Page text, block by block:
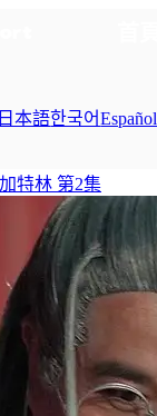
日本語한국어Español
特林 第2集